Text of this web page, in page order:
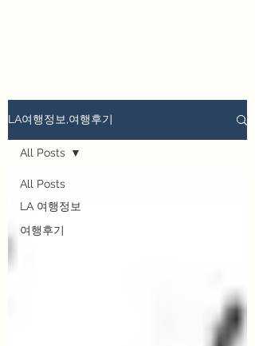
LA여행정보,여행후기
All Posts
LA 여행정보
여행후기
All Posts